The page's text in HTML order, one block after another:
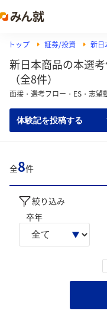
トップ 証券/投資 新日
新日本商品の本選
（全8件）
面接・選考フロー・ES・志望
体験記を投稿する
全8件
絞り込み
卒年